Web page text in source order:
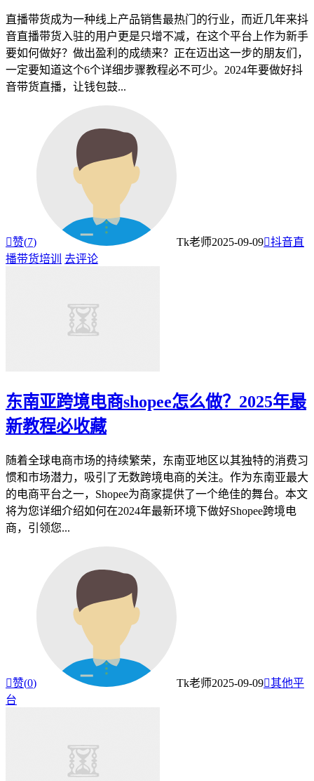
直播带货成为一种线上产品销售最热门的行业，而近几年来抖
音直播带货入驻的用户更是只增不减，在这个平台上作为新手
要如何做好？做出盈利的成绩来？正在迈出这一步的朋友们，
一定要知道这个6个详细步骤教程必不可少。2024年要做好抖
音带货直播，让钱包鼓...
赞(7) Tk老师2025-09-09抖音直
播带货培训
去评论
东南亚跨境电商shopee怎么做？2025年最
新教程必收藏
随着全球电商市场的持续繁荣，东南亚地区以其独特的消费习
惯和市场潜力，吸引了无数跨境电商的关注。作为东南亚最大
的电商平台之一，Shopee为商家提供了一个绝佳的舞台。本文
将为您详细介绍如何在2024年最新环境下做好Shopee跨境电
商，引领您...
赞(0) Tk老师2025-09-09其他平
台